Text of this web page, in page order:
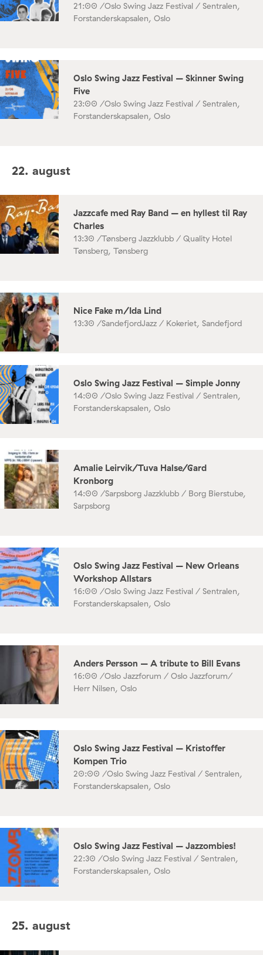
21:00 /Oslo Swing Jazz Festival / Sentralen,
Forstanderskapsalen, Oslo
Oslo Swing Jazz Festival – Skinner Swing
Five
23:00 /Oslo Swing Jazz Festival / Sentralen,
Forstanderskapsalen, Oslo
22. august
Jazzcafe med Ray Band – en hyllest til Ray
Charles
13:30 /Tønsberg Jazzklubb / Quality Hotel
Tønsberg, Tønsberg
Nice Fake m/Ida Lind
13:30 /SandefjordJazz / Kokeriet, Sandefjord
Oslo Swing Jazz Festival – Simple Jonny
14:00 /Oslo Swing Jazz Festival / Sentralen,
Forstanderskapsalen, Oslo
Amalie Leirvik/Tuva Halse/Gard
Kronborg
14:00 /Sarpsborg Jazzklubb / Borg Bierstube,
Sarpsborg
Oslo Swing Jazz Festival – New Orleans
Workshop Allstars
16:00 /Oslo Swing Jazz Festival / Sentralen,
Forstanderskapsalen, Oslo
Anders Persson – A tribute to Bill Evans
16:00 /Oslo Jazzforum / Oslo Jazzforum/
Herr Nilsen, Oslo
Oslo Swing Jazz Festival – Kristoffer
Kompen Trio
20:00 /Oslo Swing Jazz Festival / Sentralen,
Forstanderskapsalen, Oslo
Oslo Swing Jazz Festival – Jazzombies!
22:30 /Oslo Swing Jazz Festival / Sentralen,
Forstanderskapsalen, Oslo
25. august